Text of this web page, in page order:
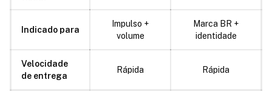
Indicado para
Impulso +
volume
Marca BR +
identidade
Velocidade
de entrega
Rápida Rápida